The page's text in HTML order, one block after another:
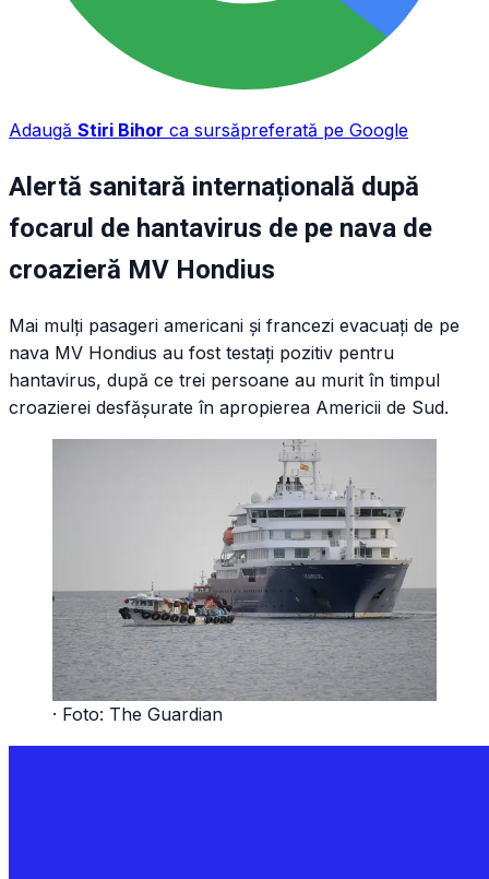
Adaugă Stiri Bihor ca sursăpreferată pe Google
Alertă sanitară internațională după
focarul de hantavirus de pe nava de
croazieră MV Hondius
Mai mulți pasageri americani și francezi evacuați de pe
nava MV Hondius au fost testați pozitiv pentru
hantavirus, după ce trei persoane au murit în timpul
croazierei desfășurate în apropierea Americii de Sud.
· Foto: The Guardian